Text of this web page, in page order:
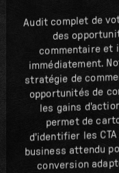
Audit complet de
des
commentaire et
immédiatement.
stratégie de
opportunités de
les gains
permet de
d'identifier les
business attendu
conversion